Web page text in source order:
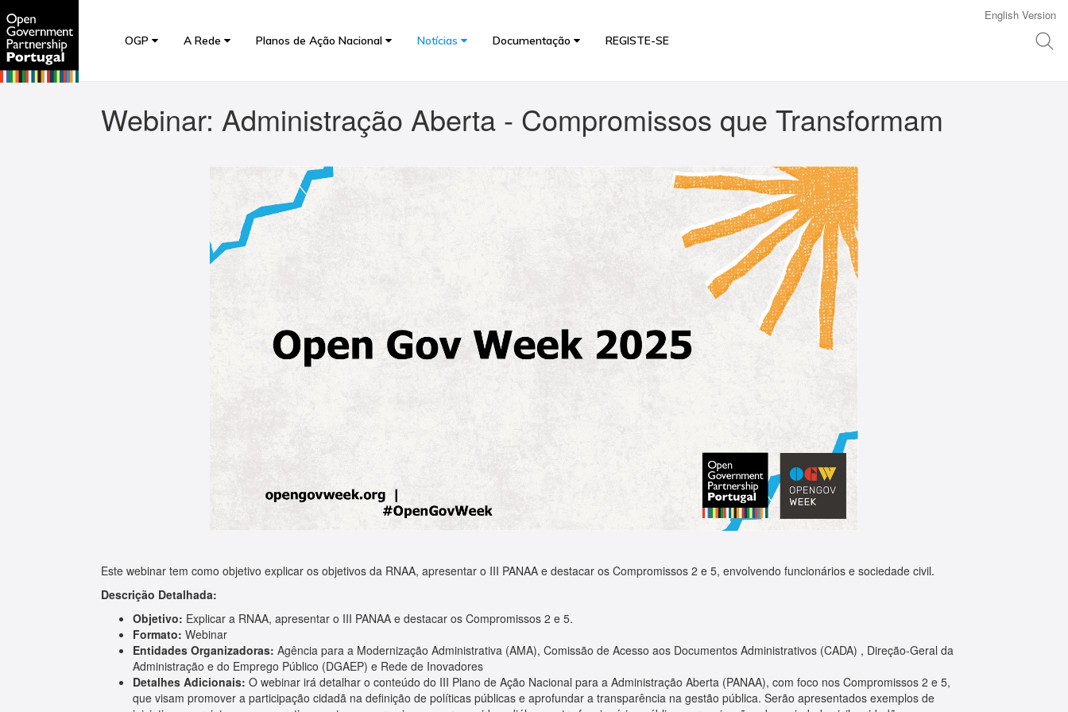
OGP A Rede Planos de Ação Nacional Notícias Documentação REGISTE-SE
English Version
Webinar: Administração Aberta - Compromissos que Transformam
Este webinar tem como objetivo explicar os objetivos da RNAA, apresentar o III PANAA e destacar os Compromissos 2 e 5, envolvendo funcionários e sociedade civil.
Descrição Detalhada:
Objetivo: Explicar a RNAA, apresentar o III PANAA e destacar os Compromissos 2 e 5.
Formato: Webinar
Entidades Organizadoras: Agência para a Modernização Administrativa (AMA), Comissão de Acesso aos Documentos Administrativos (CADA) , Direção-Geral da
Administração e do Emprego Público (DGAEP) e Rede de Inovadores
Detalhes Adicionais: O webinar irá detalhar o conteúdo do III Plano de Ação Nacional para a Administração Aberta (PANAA), com foco nos Compromissos 2 e 5,
que visam promover a participação cidadã na definição de políticas públicas e aprofundar a transparência na gestão pública. Serão apresentados exemplos de